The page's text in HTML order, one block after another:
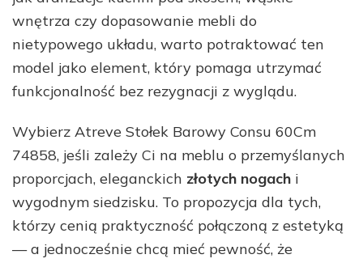
wnętrza czy dopasowanie mebli do
nietypowego układu, warto potraktować ten
model jako element, który pomaga utrzymać
funkcjonalność bez rezygnacji z wyglądu.
Wybierz Atreve Stołek Barowy Consu 60Cm
74858, jeśli zależy Ci na meblu o przemyślanych
proporcjach, eleganckich złotych nogach i
wygodnym siedzisku. To propozycja dla tych,
którzy cenią praktyczność połączoną z estetyką
— a jednocześnie chcą mieć pewność, że